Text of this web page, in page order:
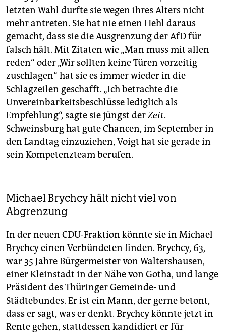
letzten Wahl durfte sie wegen ihres Alters nicht
mehr antreten. Sie hat nie einen Hehl daraus
gemacht, dass sie die Ausgrenzung der AfD für
falsch hält. Mit Zitaten wie „Man muss mit allen
reden“ oder „Wir sollten keine Türen vorzeitig
zuschlagen“ hat sie es immer wieder in die
Schlagzeilen geschafft. „Ich betrachte die
Unvereinbarkeitsbeschlüsse lediglich als
Empfehlung“, sagte sie jüngst derZeit.
Schweinsburg hat gute Chancen, im September in
den Landtag einzuziehen, Voigt hat sie gerade in
sein Kompetenzteam berufen.
Michael Brychcy hält nicht viel von
Abgrenzung
In der neuen CDU-Fraktion könnte sie in Michael
Brychcy einen Verbündeten finden. Brychcy, 63,
war 35 Jahre Bürgermeister von Waltershausen,
einer Kleinstadt in der Nähe von Gotha, und lange
Präsident des Thüringer Gemeinde- und
Städtebundes. Er ist ein Mann, der gerne betont,
dass er sagt, was er denkt. Brychcy könnte jetzt in
Rente gehen, stattdessen kandidiert er für